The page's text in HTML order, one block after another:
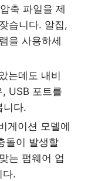
축 파일을 제
습니다. 알집,
을 사용하세
는데도 내비
USB 포트를
니다.
게이션 모델에
돌이 발생할
는 펌웨어 업
다.